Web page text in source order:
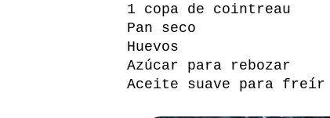
1 copa de cointreau
Pan seco
Huevos
Azúcar para rebozar
Aceite suave para freír